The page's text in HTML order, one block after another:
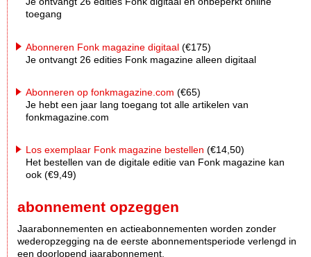
toegang
Abonneren Fonk magazine digitaal (€175)
Je ontvangt 26 edities Fonk magazine alleen digitaal
Abonneren op fonkmagazine.com (€65)
Je hebt een jaar lang toegang tot alle artikelen van
fonkmagazine.com
Los exemplaar Fonk magazine bestellen (€14,50)
Het bestellen van de digitale editie van Fonk magazine kan
ook (€9,49)
abonnement opzeggen
Jaarabonnementen en actieabonnementen worden zonder
wederopzegging na de eerste abonnementsperiode verlengd in
een doorlopend jaarabonnement.